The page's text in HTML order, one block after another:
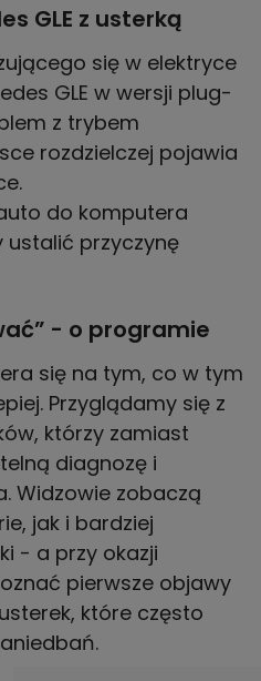
GLE z usterką
się w elektryce
GLE w wersji plug-
z trybem
rozdzielczej pojawia
do komputera
przyczynę
- o programie
się na tym, co w tym
Przyglądamy się z
którzy zamiast
diagnozę i
Widzowie zobaczą
jak i bardziej
- a przy okazji
pierwsze objawy
które często